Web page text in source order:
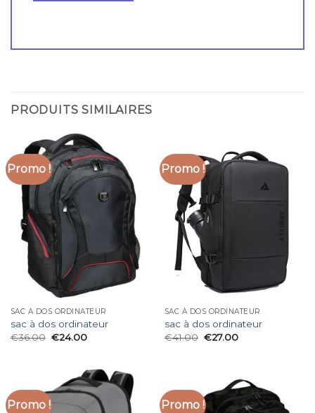
PRODUITS SIMILAIRES
Promo !
SAC À DOS ORDINATEUR
sac à dos ordinateur
€36.00 €24.00
Promo !
SAC À DOS ORDINATEUR
sac à dos ordinateur
€41.00 €27.00
Promo ! Promo !